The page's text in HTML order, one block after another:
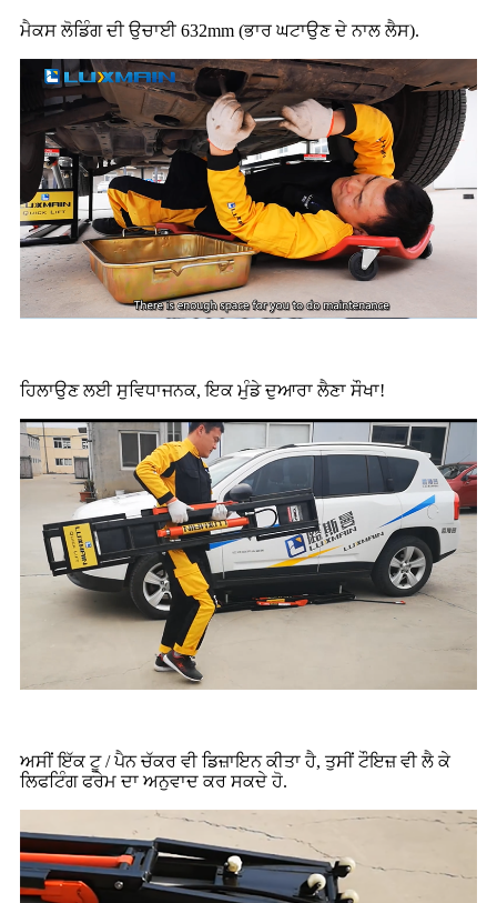
ਮੈਕਸ ਲੋਡਿੰਗ ਦੀ ਉਚਾਈ 632mm (ਭਾਰ ਘਟਾਉਣ ਦੇ ਨਾਲ ਲੈਸ).
ਹਿਲਾਉਣ ਲਈ ਸੁਵਿਧਾਜਨਕ, ਇਕ ਮੁੰਡੇ ਦੁਆਰਾ ਲੈਣਾ ਸੌਖਾ!
ਅਸੀਂ ਇੱਕ ਟੂ / ਪੈਨ ਚੱਕਰ ਵੀ ਡਿਜ਼ਾਇਨ ਕੀਤਾ ਹੈ, ਤੁਸੀਂ ਟੌਇਜ਼ ਵੀ ਲੈ ਕੇ
ਲਿਫਟਿੰਗ ਫਰੇਮ ਦਾ ਅਨੁਵਾਦ ਕਰ ਸਕਦੇ ਹੋ.